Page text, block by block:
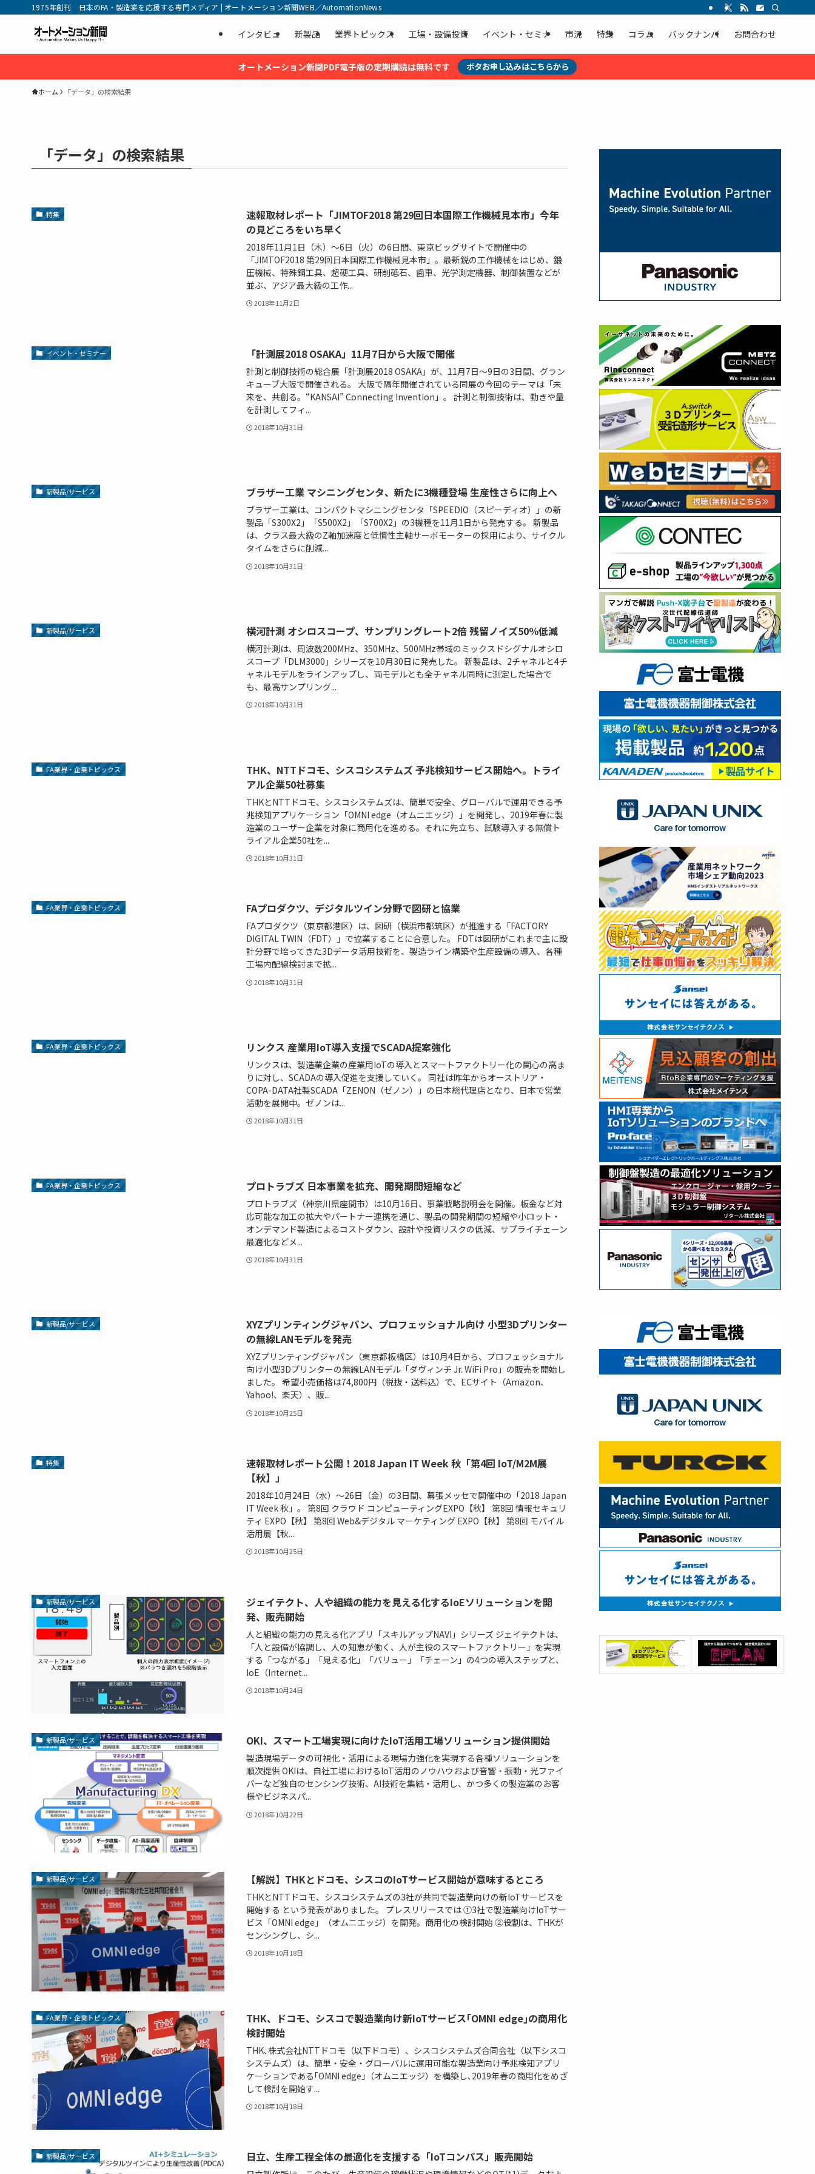
1975年創刊 日本のFA・製造業を応援する専門メディア | オートメーション新聞WEB／AutomationNews
インタビュ 新製品 業界トピックス 工場・設備投資 イベント・セミナ 市況 特集 コラム バックナンバ お問合わせ
オートメーション新聞PDF電子版の定期購読は無料です ボタお申し込みはこちらから
ホーム 「データ」の検索結果
「データ」の検索結果
特集
速報取材レポート「JIMTOF2018 第29回日本国際工作機械見本市」今年
の見どころをいち早く
2018年11月1日（木）～6日（火）の6日間、東京ビッグサイトで開催中の
「JIMTOF2018 第29回日本国際工作機械見本市」。最新鋭の工作機械をはじめ、鍛
圧機械、特殊鋼工具、超硬工具、研削砥石、歯車、光学測定機器、制御装置などが
並ぶ、アジア最大級の工作...
2018年11月2日
イベント・セミナー 「計測展2018 OSAKA」11月7日から大阪で開催
計測と制御技術の総合展「計測展2018 OSAKA」が、11月7日～9日の3日間、グラン
キューブ大阪で開催される。 大阪で隔年開催されている同展の今回のテーマは「未
来を、共創る。“KANSAI” Connecting Invention」。 計測と制御技術は、動きや量
を計測してフィ...
2018年10月31日
新製品/サービス ブラザー工業 マシニングセンタ、新たに3機種登場 生産性さらに向上へ
ブラザー工業は、コンパクトマシニングセンタ「SPEEDIO（スピーディオ）」の新
製品「S300X2」「S500X2」「S700X2」の3機種を11月1日から発売する。 新製品
は、クラス最大級のZ軸加速度と低慣性主軸サーボモーターの採用により、サイクル
タイムをさらに削減...
2018年10月31日
新製品/サービス 横河計測 オシロスコープ、サンプリングレート2倍 残留ノイズ50％低減
横河計測は、周波数200MHz、350MHz、500MHz帯域のミックスドシグナルオシロ
スコープ「DLM3000」シリーズを10月30日に発売した。 新製品は、2チャネルと4チ
ャネルモデルをラインアップし、両モデルとも全チャネル同時に測定した場合で
も、最高サンプリング...
2018年10月31日
FA業界・企業トピックス
THK、NTTドコモ、シスコシステムズ 予兆検知サービス開始へ。トライ
アル企業50社募集
THKとNTTドコモ、シスコシステムズは、簡単で安全、グローバルで運用できる予
兆検知アプリケーション「OMNI edge（オムニエッジ）」を開発し、2019年春に製
造業のユーザー企業を対象に商用化を進める。それに先立ち、試験導入する無償ト
ライアル企業50社を...
2018年10月31日
FA業界・企業トピックス FAプロダクツ、デジタルツイン分野で図研と協業
FAプロダクツ（東京都港区）は、図研（横浜市都筑区）が推進する「FACTORY
DIGITAL TWIN（FDT）」で協業することに合意した。 FDTは図研がこれまで主に設
計分野で培ってきた3Dデータ活用技術を、製造ライン構築や生産設備の導入、各種
工場内配線検討まで拡...
2018年10月31日
FA業界・企業トピックス リンクス 産業用IoT導入支援でSCADA提案強化
リンクスは、製造業企業の産業用IoTの導入とスマートファクトリー化の関心の高ま
りに対し、SCADAの導入促進を支援していく。 同社は昨年からオーストリア・
COPA-DATA社製SCADA「ZENON（ゼノン）」の日本総代理店となり、日本で営業
活動を展開中。ゼノンは...
2018年10月31日
FA業界・企業トピックス プロトラブズ 日本事業を拡充、開発期間短縮など
プロトラブズ（神奈川県座間市）は10月16日、事業戦略説明会を開催。板金など対
応可能な加工の拡大やパートナー連携を通じ、製品の開発期間の短縮や小ロット・
オンデマンド製造によるコストダウン、設計や投資リスクの低減、サプライチェーン
最適化などメ...
2018年10月31日
新製品/サービス
XYZプリンティングジャパン、プロフェッショナル向け 小型3Dプリンター
の無線LANモデルを発売
XYZプリンティングジャパン（東京都板橋区）は10月4日から、プロフェッショナル
向け小型3Dプリンターの無線LANモデル「ダヴィンチ Jr. WiFi Pro」の販売を開始し
ました。 希望小売価格は74,800円（税抜・送料込）で、ECサイト（Amazon、
Yahoo!、楽天）、販...
2018年10月25日
特集
速報取材レポート公開！2018 Japan IT Week 秋「第4回 IoT/M2M展
【秋】」
2018年10月24日（水）～26日（金）の3日間、幕張メッセで開催中の「2018 Japan
IT Week 秋」。 第8回 クラウド コンピューティングEXPO【秋】 第8回 情報セキュリ
ティ EXPO【秋】 第8回 Web&デジタル マーケティング EXPO【秋】 第8回 モバイル
活用展【秋...
2018年10月25日
新製品/サービス
ジェイテクト、人や組織の能力を見える化するIoEソリューションを開
発、販売開始
人と組織の能力の見える化アプリ「スキルアップNAVI」シリーズ ジェイテクトは、
「人と設備が協調し、人の知恵が働く、人が主役のスマートファクトリー」を実現
する「つながる」「見える化」「バリュー」「チェーン」の4つの導入ステップと、
IoE（Internet...
2018年10月24日
新製品/サービス OKI、スマート工場実現に向けたIoT活用工場ソリューション提供開始
製造現場データの可視化・活用による現場力強化を実現する各種ソリューションを
順次提供 OKIは、自社工場におけるIoT活用のノウハウおよび音響・振動・光ファイ
バーなど独自のセンシング技術、AI技術を集結・活用し、かつ多くの製造業のお客
様やビジネスパ...
2018年10月22日
新製品/サービス 【解説】THKとドコモ、シスコのIoTサービス開始が意味するところ
THKとNTTドコモ、シスコシステムズの3社が共同で製造業向けの新IoTサービスを
開始する という発表がありました。 プレスリリースでは ①3社で製造業向けIoTサー
ビス「OMNI edge」（オムニエッジ）を開発。商用化の検討開始 ②役割は、THKが
センシングし、シ...
2018年10月18日
FA業界・企業トピックス
THK、ドコモ、シスコで製造業向け新IoTサービス｢OMNI edge｣の商用化
検討開始
THK､株式会社NTTドコモ（以下ドコモ）、シスコシステムズ合同会社（以下シスコ
システムズ）は、簡単・安全・グローバルに運用可能な製造業向け予兆検知アプリ
ケーションである｢OMNI edge｣（オムニエッジ）を構築し､2019年春の商用化をめざ
して検討を開始す...
2018年10月18日
新製品/サービス 日立、生産工程全体の最適化を支援する「IoTコンパス」販売開始